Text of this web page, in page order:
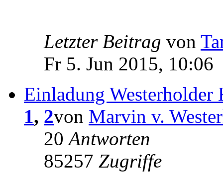
Letzter Beitrag von
Fr 5. Jun 2015, 10:06
Einladung Westerholder
1, 2von Marvin v.
20Antworten
85257 Zugriffe